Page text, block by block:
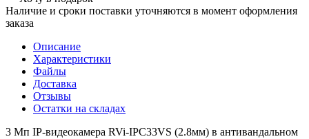
Наличие и сроки поставки уточняются в момент оформления
заказа
Описание
Характеристики
Файлы
Доставка
Отзывы
Остатки на складах
3 Мп IP-видеокамера RVi-IPC33VS (2.8мм) в антивандальном